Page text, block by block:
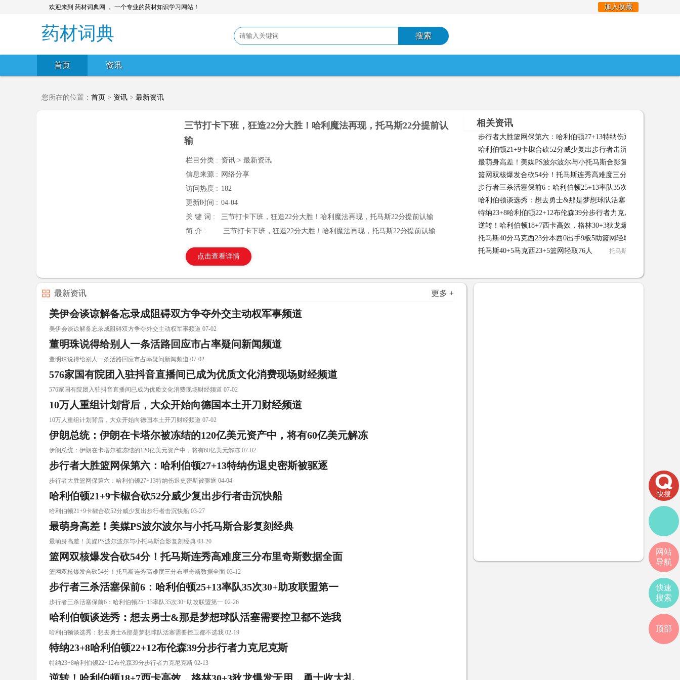
欢迎来到 药材词典网 ， 一个专业的药材知识学习网站！ 加入收藏
药材词典
首页 资讯
您所在的位置： 首页 > 资讯 > 最新资讯
三节打卡下班，狂造22分大胜！哈利魔法再现，托马斯22分提前认
输
栏目分类 : 资讯 > 最新资讯
信息来源 : 网络分享
访问热度 : 182
更新时间 : 04-04
关 键 词 :
三节打卡下班，狂造22分大胜！哈利魔法再现，托马斯22分提前认输
简 介 :
三节打卡下班，狂造22分大胜！哈利魔法再现，托马斯22分提前认输
点击查看详情
相关资讯
步行者大胜篮网保第六：哈利伯顿27+13特纳伤退史密斯被驱逐
哈利伯顿21+9卡椒合砍52分威少复出步行者击沉快船
最萌身高差！美媒PS波尔波尔与小托马斯合影复刻经典
篮网双核爆发合砍54分！托马斯连秀高难度三分布里奇斯数据全
03-12
步行者三杀活塞保前6：哈利伯顿25+13率队35次30+助攻联盟第
02-26
哈利伯顿谈选秀：想去勇士&那是梦想球队活塞需要控卫都不选
02-19
特纳23+8哈利伯顿22+12布伦森39分步行者力克尼克斯
逆转！哈利伯顿18+7西卡高效，格林30+3狄龙爆发无用，勇士收
收大礼 02-08
托马斯40分马克西23分本西0出手9板5助篮网轻取76人
托马斯40+5马克西23+5篮网轻取76人 托马斯40+5马克西23+5篮
最新资讯 更多 +
美伊会谈谅解备忘录成阻碍双方争夺外交主动权军事频道
美伊会谈谅解备忘录成阻碍双方争夺外交主动权军事频道 07-02
董明珠说得给别人一条活路回应市占率疑问新闻频道
董明珠说得给别人一条活路回应市占率疑问新闻频道 07-02
576家国有院团入驻抖音直播间已成为优质文化消费现场财经频道
576家国有院团入驻抖音直播间已成为优质文化消费现场财经频道 07-02
10万人重组计划背后，大众开始向德国本土开刀财经频道
10万人重组计划背后，大众开始向德国本土开刀财经频道 07-02
伊朗总统：伊朗在卡塔尔被冻结的120亿美元资产中，将有60亿美元解冻
伊朗总统：伊朗在卡塔尔被冻结的120亿美元资产中，将有60亿美元解冻 07-02
步行者大胜篮网保第六：哈利伯顿27+13特纳伤退史密斯被驱逐
步行者大胜篮网保第六：哈利伯顿27+13特纳伤退史密斯被驱逐 04-04
哈利伯顿21+9卡椒合砍52分威少复出步行者击沉快船
哈利伯顿21+9卡椒合砍52分威少复出步行者击沉快船 03-27
最萌身高差！美媒PS波尔波尔与小托马斯合影复刻经典
最萌身高差！美媒PS波尔波尔与小托马斯合影复刻经典 03-20
篮网双核爆发合砍54分！托马斯连秀高难度三分布里奇斯数据全面
篮网双核爆发合砍54分！托马斯连秀高难度三分布里奇斯数据全面 03-12
步行者三杀活塞保前6：哈利伯顿25+13率队35次30+助攻联盟第一
步行者三杀活塞保前6：哈利伯顿25+13率队35次30+助攻联盟第一 02-26
哈利伯顿谈选秀：想去勇士&那是梦想球队活塞需要控卫都不选我
哈利伯顿谈选秀：想去勇士&那是梦想球队活塞需要控卫都不选我 02-19
特纳23+8哈利伯顿22+12布伦森39分步行者力克尼克斯
特纳23+8哈利伯顿22+12布伦森39分步行者力克尼克斯 02-13
快搜
网站
导航
快速
搜索
顶部